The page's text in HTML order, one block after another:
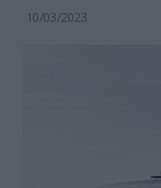
10/03/2023